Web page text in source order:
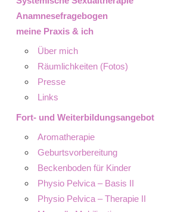
Anamnesefragebogen
meine Praxis & ich
Über mich
Räumlichkeiten (Fotos)
Presse
Links
Fort- und Weiterbildungsangebot
Aromatherapie
Geburtsvorbereitung
Beckenboden für Kinder
Physio Pelvica – Basis II
Physio Pelvica – Therapie II